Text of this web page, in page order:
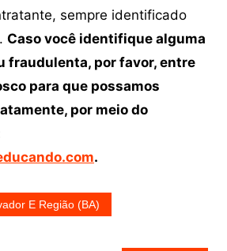
sempre identificado
Caso você identifique alguma
fraudulenta, por favor, entre
para que possamos
por meio do
.
E Região (BA)